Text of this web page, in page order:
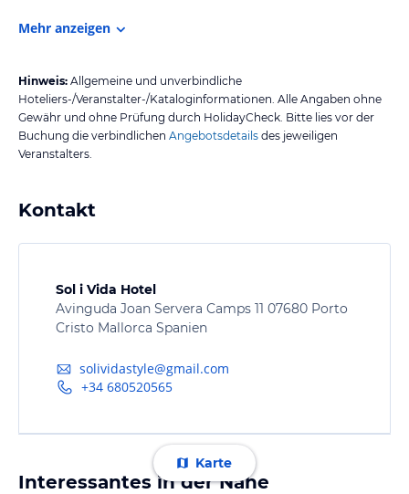
Mehr anzeigen
Hinweis: Allgemeine und unverbindliche
Hoteliers-/Veranstalter-/Kataloginformationen. Alle Angaben ohne
Gewähr und ohne Prüfung durch HolidayCheck. Bitte lies vor der
Buchung die verbindlichen Angebotsdetails des jeweiligen
Veranstalters.
Kontakt
Sol i Vida Hotel
Avinguda Joan Servera Camps 11 07680 Porto
Cristo Mallorca Spanien
solividastyle@gmail.com
+34 680520565
Karte
Interessantes in der Nähe